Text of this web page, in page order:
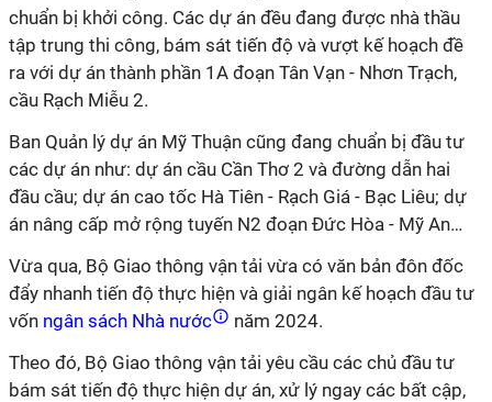
chuẩn bị khởi công. Các dự án đều đang được nhà thầu
tập trung thi công, bám sát tiến độ và vượt kế hoạch đề
ra với dự án thành phần 1A đoạn Tân Vạn - Nhơn Trạch,
cầu Rạch Miễu 2.
Ban Quản lý dự án Mỹ Thuận cũng đang chuẩn bị đầu tư
các dự án như: dự án cầu Cần Thơ 2 và đường dẫn hai
đầu cầu; dự án cao tốc Hà Tiên - Rạch Giá - Bạc Liêu; dự
án nâng cấp mở rộng tuyến N2 đoạn Đức Hòa - Mỹ An…
Vừa qua, Bộ Giao thông vận tải vừa có văn bản đôn đốc
đẩy nhanh tiến độ thực hiện và giải ngân kế hoạch đầu tư
vốn ngân sách Nhà nước
năm 2024.
Theo đó, Bộ Giao thông vận tải yêu cầu các chủ đầu tư
bám sát tiến độ thực hiện dự án, xử lý ngay các bất cập,